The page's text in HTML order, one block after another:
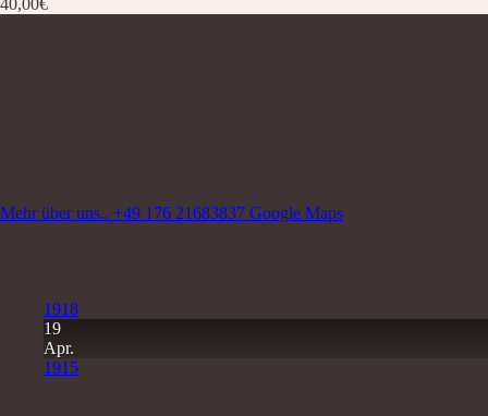
40,00€
Mehr über uns.. +49 176 21683837 Google Maps
1918
19
Apr.
1915